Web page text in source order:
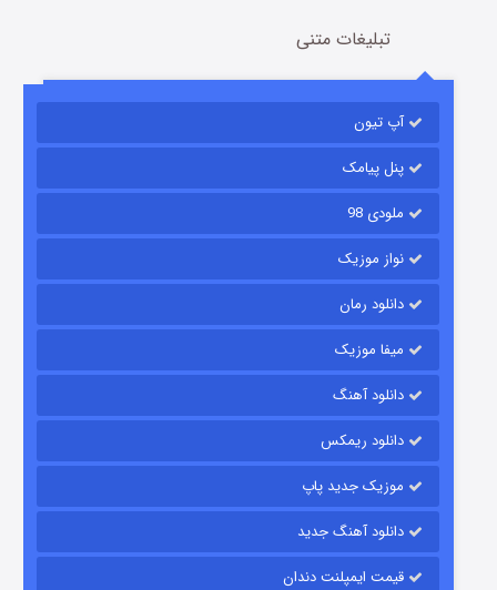
قسمت
تبلیغات متنی
آپ تیون
پنل پیامک
ملودی 98
نواز موزیک
دانلود رمان
میفا موزیک
دانلود آهنگ
دانلود ریمکس
موزیک جدید پاپ
دانلود آهنگ جدید
قیمت ایمپلنت دندان